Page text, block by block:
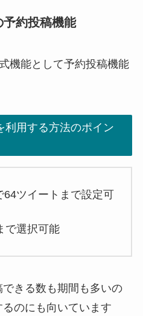
約投稿機能
機能として予約投稿機能
利用する方法のポイン
64ツイートまで設定可
で選択可能
きる数も期間も多いの
のにも向いています